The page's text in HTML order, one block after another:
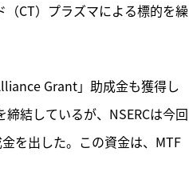
CT）プラズマによる標的を繰
Grant」助成金も獲得し
結しているが、NSERCは今回
を出した。この資金は、MTF